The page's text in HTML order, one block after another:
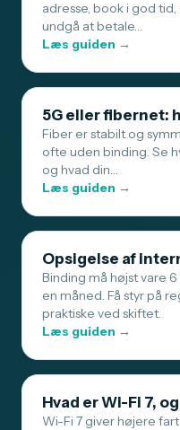
adresse, book i god
undgå at betale…
Læs guiden →
5G eller fibernet:
Fiber er stabilt og
ofte uden binding. Se
og hvad din…
Læs guiden →
Opsigelse af
Binding må højst vare
en måned. Få styr på
praktiske ved skiftet.
Læs guiden →
Hvad er Wi-Fi 7,
Wi-Fi 7 giver højere